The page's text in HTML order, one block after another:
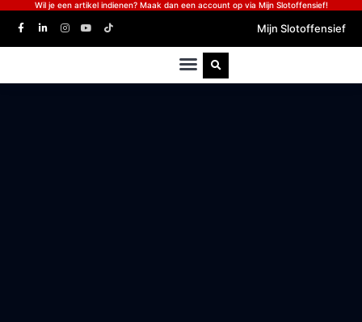
Wil je een artikel indienen? Maak dan een account op via Mijn Slotoffensief!
Mijn Slotoffensief